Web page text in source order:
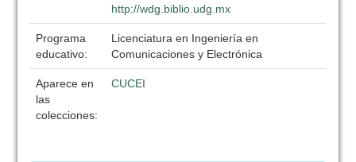
http://wdg.biblio.udg.mx
Programa
educativo:
Licenciatura en Ingeniería en
Comunicaciones y Electrónica
Aparece en
las
colecciones:
CUCEI